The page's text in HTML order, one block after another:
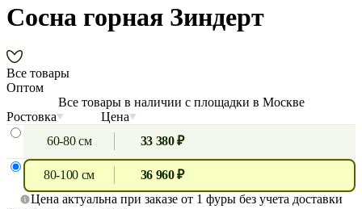
Сосна горная Зиндерт
Все товары
Оптом
Все товары в наличии с площадки в Москве
Ростовка
Цена
60-80 см
33 380 ₽
80-100 см
36 960 ₽
Цена актуальна при заказе от 1 фуры без учета доставки